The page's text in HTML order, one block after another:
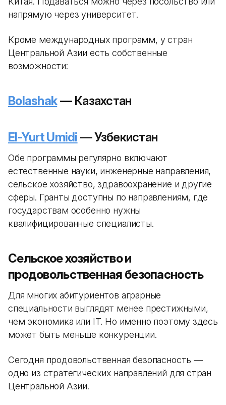
напрямую через университет.
Кроме международных программ, у стран
Центральной Азии есть собственные
возможности:
Bolashak— Казахстан
El-Yurt Umidi — Узбекистан
Обе программы регулярно включают
естественные науки, инженерные направления,
сельское хозяйство, здравоохранение и другие
сферы. Гранты доступны по направлениям, где
государствам особенно нужны
квалифицированные специалисты.
Сельское хозяйство и
продовольственная безопасность
Для многих абитуриентов аграрные
специальности выглядят менее престижными,
чем экономика или IT. Но именно поэтому здесь
может быть меньше конкуренции.
Сегодня продовольственная безопасность —
одно из стратегических направлений для стран
Центральной Азии.